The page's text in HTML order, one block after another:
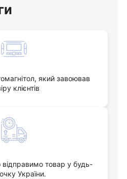
який завоював
клієнтів
товар у будь-
України.